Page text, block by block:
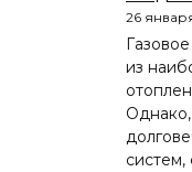
26
из
систем,